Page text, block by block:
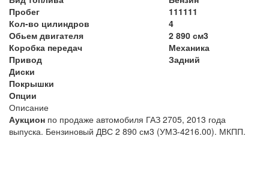
Пробег
111111
Кол-во цилиндров
4
Обьем двигателя
2 890 см3
Коробка передач
Механика
Привод
Задний
Диски
Покрышки
Опции
Описание
Аукцион по продаже автомобиля ГАЗ 2705, 2013 года
выпуска. Бензиновый ДВС 2 890 см3 (УМЗ-4216.00). МКПП.